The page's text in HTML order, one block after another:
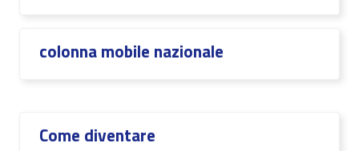
colonna mobile nazionale
Come diventare